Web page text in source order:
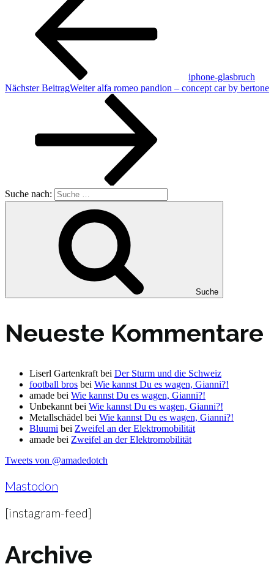
iphone-glasbruch
Nächster BeitragWeiter alfa romeo pandion – concept car by bertone
Suche nach:
Suche
Neueste Kommentare
Liserl Gartenkraft bei Der Sturm und die Schweiz
football bros bei Wie kannst Du es wagen, Gianni?!
amade bei Wie kannst Du es wagen, Gianni?!
Unbekannt bei Wie kannst Du es wagen, Gianni?!
Metallschädel bei Wie kannst Du es wagen, Gianni?!
Bluumi bei Zweifel an der Elektromobilität
amade bei Zweifel an der Elektromobilität
Tweets von @amadedotch
Mastodon
[instagram-feed]
Archive